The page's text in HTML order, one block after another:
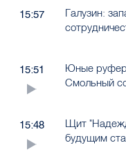
15:57
Галузин:
15:51
Юные
Смольный
15:48
Щит
будущим